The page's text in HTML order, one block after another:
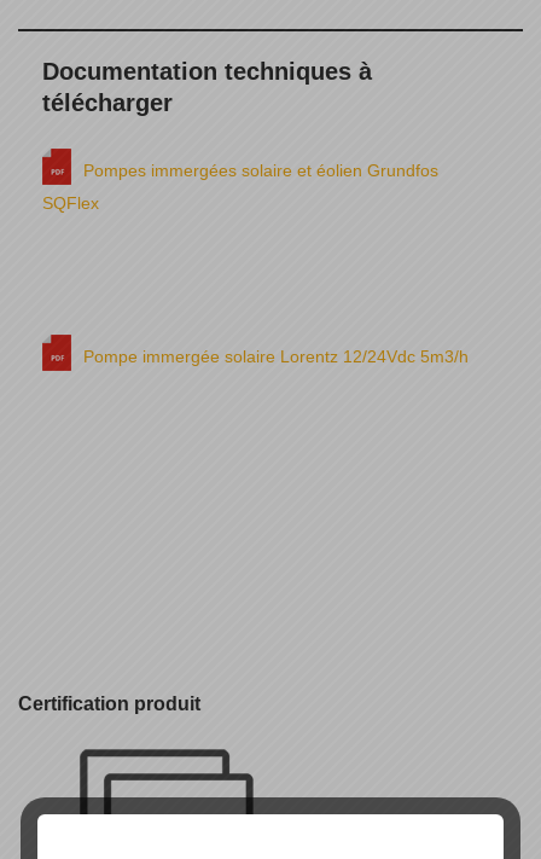
Documentation techniques à
télécharger
Pompes immergées solaire et éolien Grundfos
SQFlex
Pompe immergée solaire Lorentz 12/24Vdc 5m3/h
Certification produit